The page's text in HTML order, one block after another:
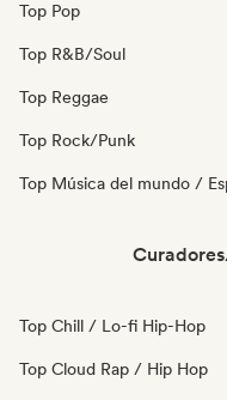
Top Pop
Top R&B/Soul
Top Reggae
Top Rock/Punk
Top Música del mundo /
Top Chill / Lo-fi Hip-Hop
Top Cloud Rap / Hip Hop